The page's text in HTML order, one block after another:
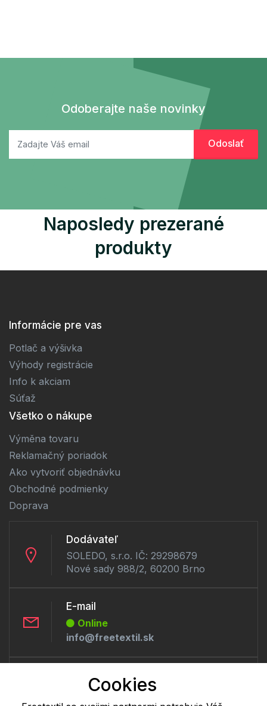
Odoberajte naše novinky
Naposledy prezerané
produkty
Informácie pre vas
Potlač a výšivka
Výhody registrácie
Info k akciam
Súťaž
Všetko o nákupe
Výměna tovaru
Reklamačný poriadok
Ako vytvoriť objednávku
Obchodné podmienky
Doprava
Dodávateľ
SOLEDO, s.r.o. IČ: 29298679
Nové sady 988/2, 60200 Brno
E-mail
Online
info@freetextil.sk
Telefón:
Offline
Cookies